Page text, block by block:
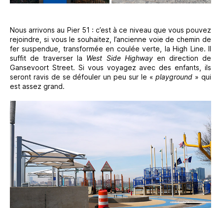
Nous arrivons au Pier 51 : c’est à ce niveau que vous pouvez
rejoindre, si vous le souhaitez, l’ancienne voie de chemin de
fer suspendue, transformée en coulée verte, la High Line. Il
suffit de traverser la West Side Highwayen direction de
Gansevoort Street. Si vous voyagez avec des enfants, ils
seront ravis de se défouler un peu sur le «playground » qui
est assez grand.